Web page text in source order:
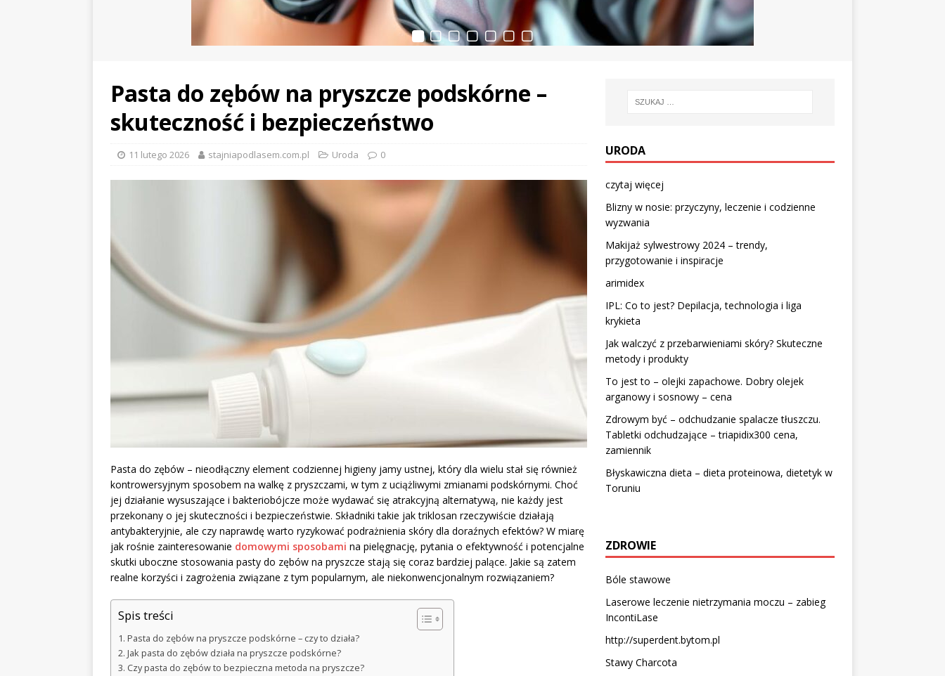
Pasta do zębów na pryszcze podskórne –
skuteczność i bezpieczeństwo
11 lutego 2026 stajniapodlasem.com.pl Uroda 0
Pasta do zębów – nieodłączny element codziennej higieny jamy ustnej, który dla wielu stał się również
kontrowersyjnym sposobem na walkę z pryszczami, w tym z uciążliwymi zmianami podskórnymi. Choć
jej działanie wysuszające i bakteriobójcze może wydawać się atrakcyjną alternatywą, nie każdy jest
przekonany o jej skuteczności i bezpieczeństwie. Składniki takie jak triklosan rzeczywiście działają
antybakteryjnie, ale czy naprawdę warto ryzykować podrażnienia skóry dla doraźnych efektów? W miarę
jak rośnie zainteresowanie domowymi sposobami na pielęgnację, pytania o efektywność i potencjalne
skutki uboczne stosowania pasty do zębów na pryszcze stają się coraz bardziej palące. Jakie są zatem
realne korzyści i zagrożenia związane z tym popularnym, ale niekonwencjonalnym rozwiązaniem?
Spis treści
Pasta do zębów na pryszcze podskórne – czy to działa?
Jak pasta do zębów działa na pryszcze podskórne?
Czy pasta do zębów to bezpieczna metoda na pryszcze?
URODA
czytaj więcej
Blizny w nosie: przyczyny, leczenie i codzienne
wyzwania
Makijaż sylwestrowy 2024 – trendy,
przygotowanie i inspiracje
arimidex
IPL: Co to jest? Depilacja, technologia i liga
krykieta
Jak walczyć z przebarwieniami skóry? Skuteczne
metody i produkty
To jest to – olejki zapachowe. Dobry olejek
arganowy i sosnowy – cena
Zdrowym być – odchudzanie spalacze tłuszczu.
Tabletki odchudzające – triapidix300 cena,
zamiennik
Błyskawiczna dieta – dieta proteinowa, dietetyk w
Toruniu
ZDROWIE
Bóle stawowe
Laserowe leczenie nietrzymania moczu – zabieg
IncontiLase
http://superdent.bytom.pl
Stawy Charcota